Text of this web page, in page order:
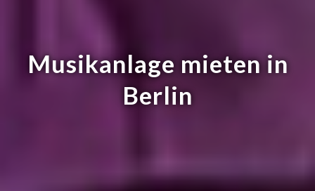
Musikanlage mieten in
Berlin